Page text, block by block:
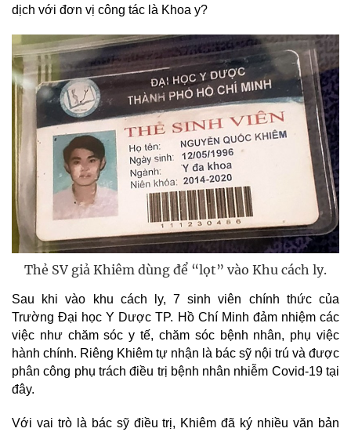
dịch với đơn vị công tác là Khoa y?
Thẻ SV giả Khiêm dùng để “lọt” vào Khu cách ly.
Sau khi vào khu cách ly, 7 sinh viên chính thức của
Trường Đại học Y Dược TP. Hồ Chí Minh đảm nhiệm các
việc như chăm sóc y tế, chăm sóc bệnh nhân, phụ việc
hành chính. Riêng Khiêm tự nhận là bác sỹ nội trú và được
phân công phụ trách điều trị bệnh nhân nhiễm Covid-19 tại
đây.
Với vai trò là bác sỹ điều trị, Khiêm đã ký nhiều văn bản